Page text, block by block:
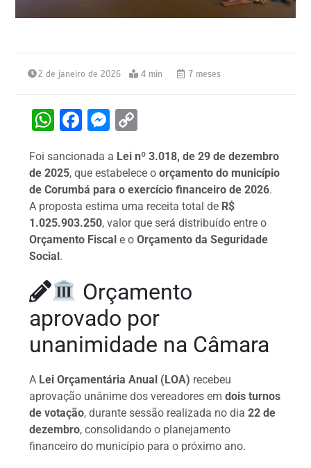
2 de janeiro de 2026 4 min 7 meses
W
at
s
A
p
p
F
c
e
b
o
M
s
s
e
n
p
y
Li
n
Foi sancionada a Lei nº 3.018, de 29 de dezembro
de 2025, que estabelece oorçamento do município
de Corumbá para o exercício financeiro de 2026.
A proposta estima uma receita total de R$
1.025.903.250, valor que será distribuído entre o
Orçamento Fiscal e oOrçamento da Seguridade
Social .
Orçamento
aprovado por
unanimidade na Câmara
A Lei Orçamentária Anual (LOA) recebeu
aprovação unânime dos vereadores emdois turnos
de votação, durante sessão realizada no dia22 de
dezembro, consolidando o planejamento
financeiro do município para o próximo ano.